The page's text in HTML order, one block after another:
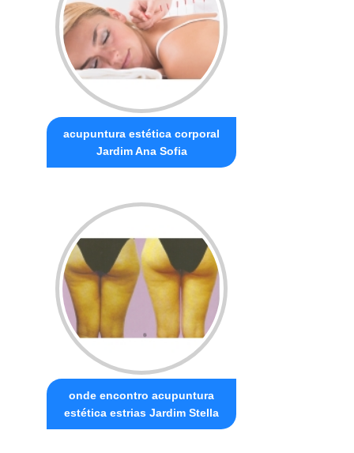
acupuntura estética corporal
Jardim Ana Sofia
onde encontro acupuntura
estética estrias Jardim Stella